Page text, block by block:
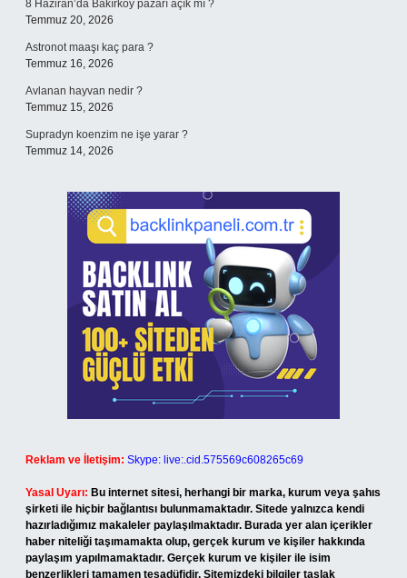
8 Haziran’da Bakırköy pazarı açık mı ?
Temmuz 20, 2026
Astronot maaşı kaç para ?
Temmuz 16, 2026
Avlanan hayvan nedir ?
Temmuz 15, 2026
Supradyn koenzim ne işe yarar ?
Temmuz 14, 2026
Reklam ve İletişim: Skype: live:.cid.575569c608265c69
Yasal Uyarı: Bu internet sitesi, herhangi bir marka, kurum veya şahıs
şirketi ile hiçbir bağlantısı bulunmamaktadır. Sitede yalnızca kendi
hazırladığımız makaleler paylaşılmaktadır. Burada yer alan içerikler
haber niteliği taşımamakta olup, gerçek kurum ve kişiler hakkında
paylaşım yapılmamaktadır. Gerçek kurum ve kişiler ile isim
benzerlikleri tamamen tesadüfidir. Sitemizdeki bilgiler taslak